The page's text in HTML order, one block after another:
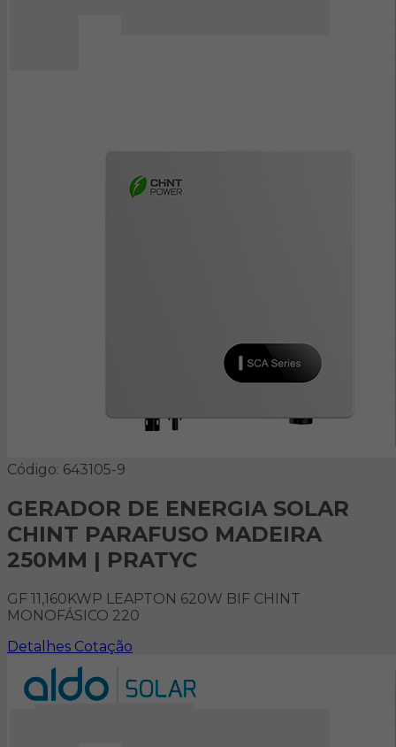
Código: 643105-9
GERADOR DE ENERGIA SOLAR
CHINT PARAFUSO MADEIRA
250MM | PRATYC
GF 11,160KWP LEAPTON 620W BIF CHINT
MONOFÁSICO 220
Detalhes Cotação